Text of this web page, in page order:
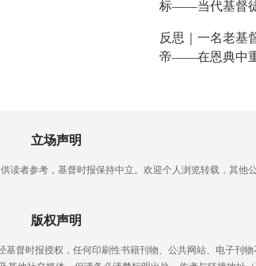
标——当代基督
反思｜一名老基
帝——在恩典中
立场声明
读者参考，基督时报保持中立。欢迎个人浏览转载，其他
版权声明
基督时报授权，任何印刷性书籍刊物、公共网站、电子刊